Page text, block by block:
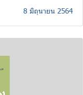
8 มิถุนายน 2564